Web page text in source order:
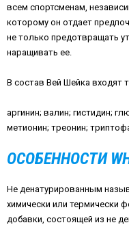
всем спортсменам,
которому он отдает
не только предотвращать
наращивать ее.
В состав Вей Шейка входят
аргинин; валин; гистидин;
метионин; треонин;
ОСОБЕННОСТИ
Не денатурированным
химически или термически
добавки, состоящей из не